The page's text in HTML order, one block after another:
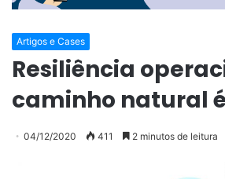
Artigos e Cases
Resiliência
caminho natural
04/12/2020 411 2 minutos de leitura